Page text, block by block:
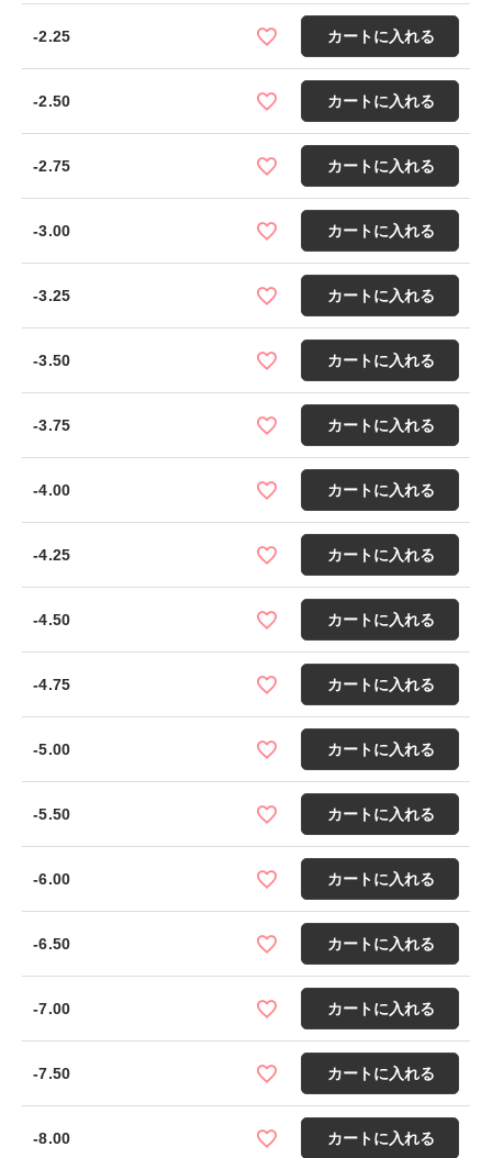
-2.25 カートに入れる
-2.50 カートに入れる
-2.75 カートに入れる
-3.00 カートに入れる
-3.25 カートに入れる
-3.50 カートに入れる
-3.75 カートに入れる
-4.00 カートに入れる
-4.25 カートに入れる
-4.50 カートに入れる
-4.75 カートに入れる
-5.00 カートに入れる
-5.50 カートに入れる
-6.00 カートに入れる
-6.50 カートに入れる
-7.00 カートに入れる
-7.50 カートに入れる
-8.00 カートに入れる